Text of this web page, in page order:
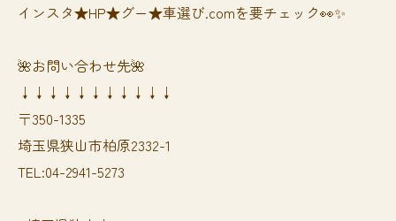
インスタ★HP★グー★車選び.comを要チェック👀✨
🌺お問い合わせ先🌺
↓↓↓↓↓↓↓↓↓↓↓
〒350-1335
埼玉県狭山市柏原2332-1
TEL:04-2941-5273